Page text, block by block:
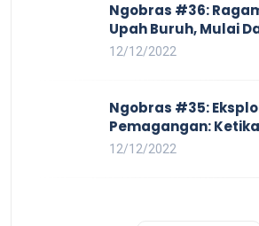
Ngobras #36:
Upah Buruh, Mulai
Pay Hingga Skorsing
12/12/2022
Ngobras #35:
Pemagangan:
Pendidikan Tunduk
12/12/2022